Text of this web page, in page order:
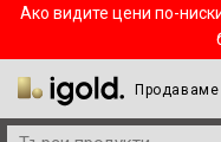
Ако видите цени по-
Продаваме